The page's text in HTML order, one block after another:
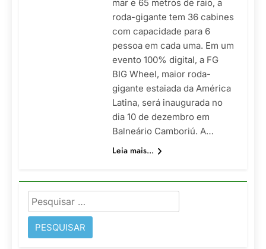
mar e 65 metros de raio, a
roda-gigante tem 36 cabines
com capacidade para 6
pessoa em cada uma. Em um
evento 100% digital, a FG
BIG Wheel, maior roda-
gigante estaiada da América
Latina, será inaugurada no
dia 10 de dezembro em
Balneário Camboriú. A…
Leia mais...
Pesquisar
por: